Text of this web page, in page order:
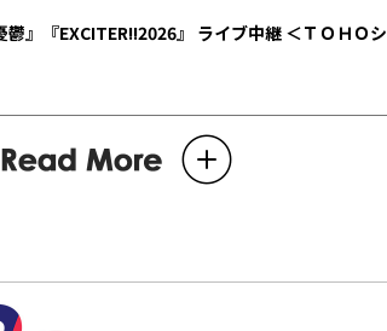
』『EXCITER!!2026』 ライブ中継 ＜ＴＯＨＯ